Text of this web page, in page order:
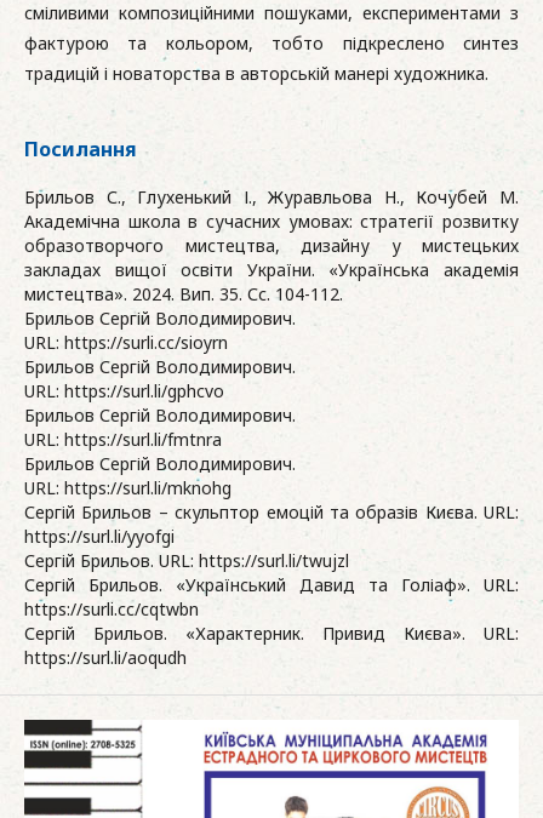
сміливими композиційними пошуками, експериментами з
фактурою та кольором, тобто підкреслено синтез
традицій і новаторства в авторській манері художника.
Посилання
Брильов С., Глухенький І., Журавльова Н., Кочубей М.
Академічна школа в сучасних умовах: стратегії розвитку
образотворчого мистецтва, дизайну у мистецьких
закладах вищої освіти України. «Українська академія
мистецтва». 2024. Вип. 35. Сс. 104-112.
Брильов Сергій Володимирович.
URL: https://surli.cc/sioyrn
Брильов Сергій Володимирович.
URL: https://surl.li/gphcvo
Брильов Сергій Володимирович.
URL: https://surl.li/fmtnra
Брильов Сергій Володимирович.
URL: https://surl.li/mknohg
Сергій Брильов – скульптор емоцій та образів Києва. URL:
https://surl.li/yyofgi
Сергій Брильов. URL: https://surl.li/twujzl
Сергій Брильов. «Український Давид та Голіаф». URL:
https://surli.cc/cqtwbn
Сергій Брильов. «Характерник. Привид Києва». URL:
https://surl.li/aoqudh